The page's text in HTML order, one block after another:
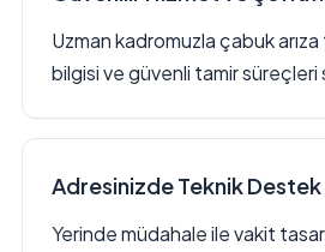
Uzman kadromuzla çabuk
bilgisi ve güvenli tamir süreçleri
Adresinizde Teknik Destek
Yerinde müdahale ile vakit